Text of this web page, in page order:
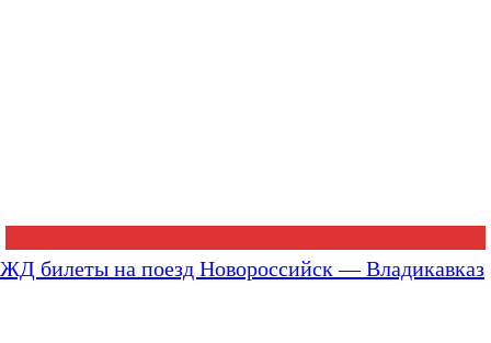
ЖД билеты на поезд Новороссийск — Владикавказ